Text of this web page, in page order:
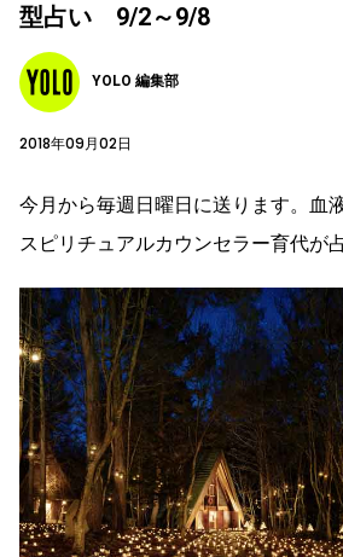
型占い 9/2～9/8
YOLO 編集部
2018年09月02日
今月から毎週日曜日に送ります。血
スピリチュアルカウンセラー育代が